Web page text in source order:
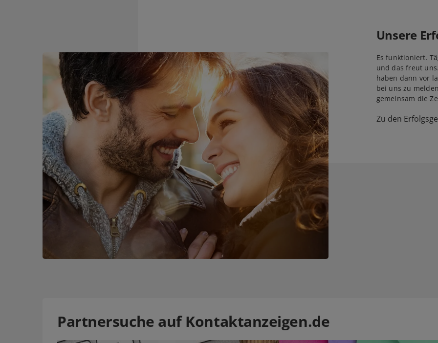
Unsere
Es funktioniert.
und das freut
haben dann vor
bei uns zu
gemeinsam die
Zu den
Partnersuche auf Kontaktanzeigen.de